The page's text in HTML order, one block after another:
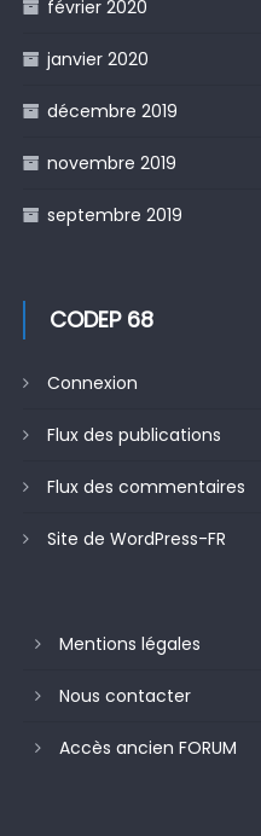
février 2020
janvier 2020
décembre 2019
novembre 2019
septembre 2019
CODEP 68
Connexion
Flux des publications
Flux des commentaires
Site de WordPress-FR
Mentions légales
Nous contacter
Accès ancien FORUM